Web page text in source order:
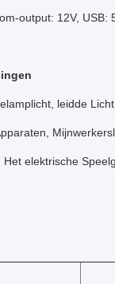
output: 12V, USB:
leidde Licht
Het elektrische